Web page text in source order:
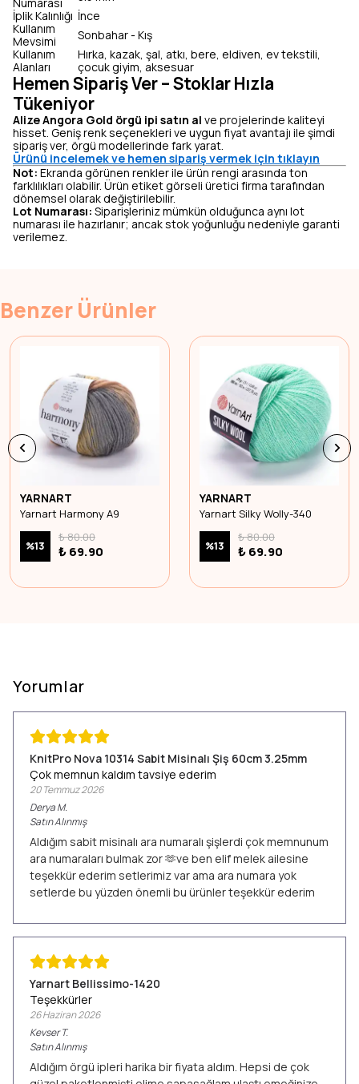
İplik Kalınlığı İnce
Kullanım
Mevsimi
Sonbahar - Kış
Kullanım
Alanları
Hırka, kazak, şal, atkı, bere, eldiven, ev tekstili,
çocuk giyim, aksesuar
Hemen Sipariş Ver – Stoklar Hızla
Tükeniyor
Alize Angora Gold örgü ipi satın al ve projelerinde kaliteyi
hisset. Geniş renk seçenekleri ve uygun fiyat avantajı ile şimdi
sipariş ver, örgü modellerinde fark yarat.
Ürünü incelemek ve hemen sipariş vermek için tıklayın
Not: Ekranda görünen renkler ile ürün rengi arasında ton
farklılıkları olabilir. Ürün etiket görseli üretici firma tarafından
dönemsel olarak değiştirilebilir.
Lot Numarası: Siparişleriniz mümkün olduğunca aynı lot
numarası ile hazırlanır; ancak stok yoğunluğu nedeniyle garanti
verilemez.
Benzer Ürünler
YARNART
Yarnart Harmony A9
%13
₺ 80.00
₺ 69.90
YARNART
Yarnart Silky Wolly-340
%13
₺ 80.00
₺ 69.90
Yorumlar
KnitPro Nova 10314 Sabit Misinalı Şiş 60cm 3.25mm
Çok memnun kaldım tavsiye ederim
20 Temmuz 2026
DeryaM.
Satın Alınmış
Aldığım sabit misinalı ara numaralı şişlerdi çok memnunum
ara numaraları bulmak zor 🫶ve ben elif melek ailesine
teşekkür ederim setlerimiz var ama ara numara yok
setlerde bu yüzden önemli bu ürünler teşekkür ederim
Yarnart Bellissimo-1420
Teşekkürler
26 Haziran 2026
Kevser T.
Satın Alınmış
Aldığım örgü ipleri harika bir fiyata aldım. Hepsi de çok